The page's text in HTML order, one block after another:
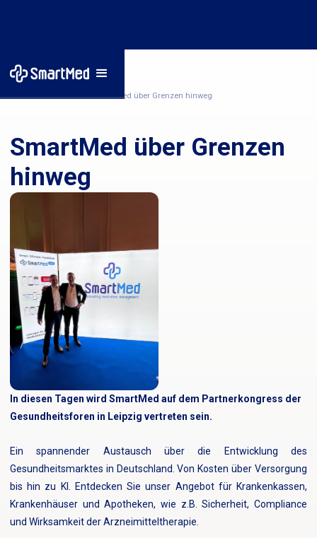
Startseite/Nachrichten/SmartMed über Grenzen hinweg
SmartMed über Grenzen
hinweg
In diesen Tagen wird SmartMed auf dem Partnerkongress der
Gesundheitsforen in Leipzig vertreten sein.
Ein spannender Austausch über die Entwicklung des
Gesundheitsmarktes in Deutschland. Von Kosten über Versorgung
bis hin zu KI. Entdecken Sie unser Angebot für Krankenkassen,
Krankenhäuser und Apotheken, wie z.B. Sicherheit, Compliance
und Wirksamkeit der Arzneimitteltherapie.